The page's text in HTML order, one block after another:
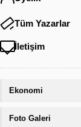
Tüm Yazarlar
İletişim
Ekonomi
Foto Galeri